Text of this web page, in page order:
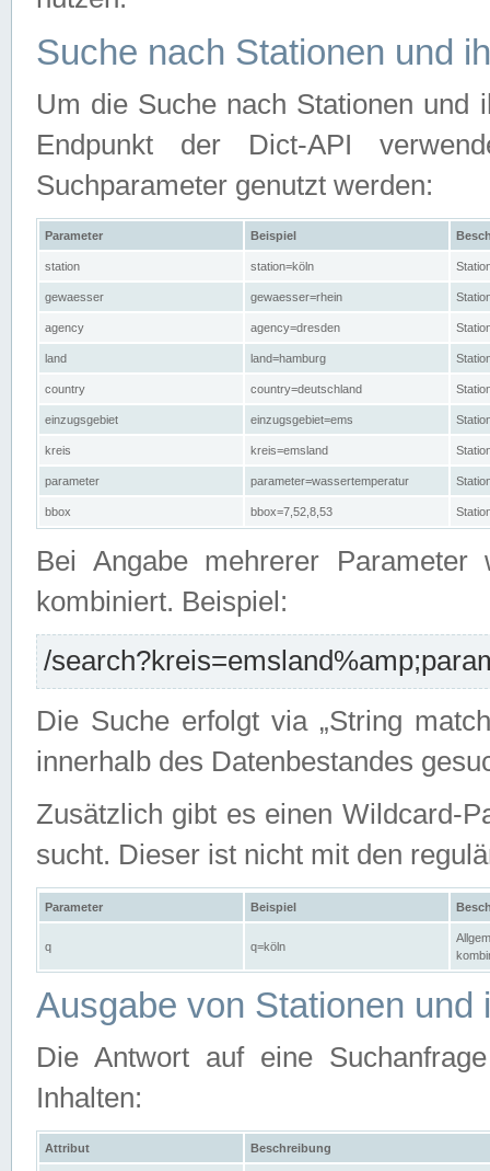
Suche nach Stationen und
Um die Suche nach Stationen und
Endpunkt der Dict-API
Suchparameter genutzt werden:
Parameter Beispiel
station station=köln
gewaesser gewaesser=rhein
agency agency=dresden
land land=hamburg
country country=deutschland
einzugsgebiet einzugsgebiet=ems
kreis kreis=emsland
parameter parameter=wassertemperatur
bbox bbox=7,52,8,53
Bei Angabe mehrerer Parameter
kombiniert. Beispiel:
/
Die Suche erfolgt via „String
innerhalb des Datenbestandes
Zusätzlich gibt es einen Wildcard-
sucht. Dieser ist nicht mit den
Parameter Beispiel
q q=köln
Ausgabe von Stationen und
Die Antwort auf eine
Inhalten:
Attribut Beschreibung